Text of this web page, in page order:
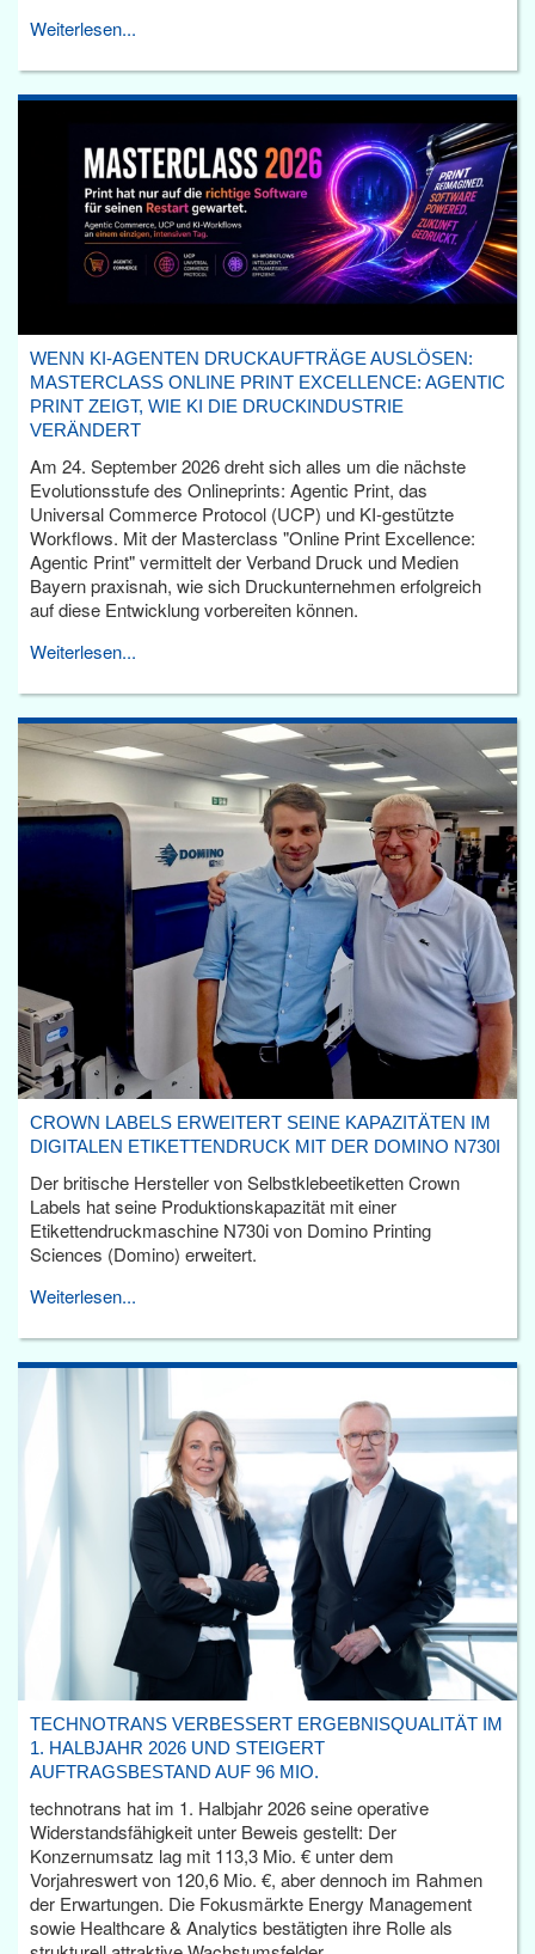
Weiterlesen...
WENN KI-AGENTEN DRUCKAUFTRÄGE AUSLÖSEN:
MASTERCLASS ONLINE PRINT EXCELLENCE: AGENTIC
PRINT ZEIGT, WIE KI DIE DRUCKINDUSTRIE
VERÄNDERT
Am 24. September 2026 dreht sich alles um die nächste
Evolutionsstufe des Onlineprints: Agentic Print, das
Universal Commerce Protocol (UCP) und KI-gestützte
Workflows. Mit der Masterclass "Online Print Excellence:
Agentic Print" vermittelt der Verband Druck und Medien
Bayern praxisnah, wie sich Druckunternehmen erfolgreich
auf diese Entwicklung vorbereiten können.
Weiterlesen...
CROWN LABELS ERWEITERT SEINE KAPAZITÄTEN IM
DIGITALEN ETIKETTENDRUCK MIT DER DOMINO N730I
Der britische Hersteller von Selbstklebeetiketten Crown
Labels hat seine Produktionskapazität mit einer
Etikettendruckmaschine N730i von Domino Printing
Sciences (Domino) erweitert.
Weiterlesen...
TECHNOTRANS VERBESSERT ERGEBNISQUALITÄT IM
1. HALBJAHR 2026 UND STEIGERT
AUFTRAGSBESTAND AUF 96 MIO.
technotrans hat im 1. Halbjahr 2026 seine operative
Widerstandsfähigkeit unter Beweis gestellt: Der
Konzernumsatz lag mit 113,3 Mio. € unter dem
Vorjahreswert von 120,6 Mio. €, aber dennoch im Rahmen
der Erwartungen. Die Fokusmärkte Energy Management
sowie Healthcare & Analytics bestätigten ihre Rolle als